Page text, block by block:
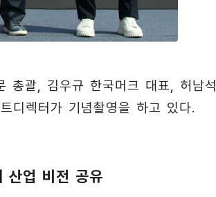
총괄, 김우규 한국머크 대표, 허남석
디렉터가 기념촬영을 하고 있다.
산업 비전 공유